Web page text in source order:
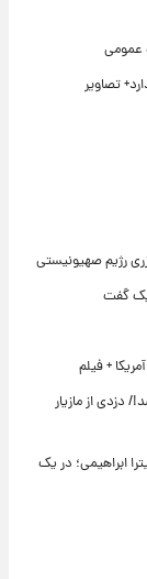
عمومی
رژیم صهیونیستی
گفت
+ فیلم
دزدی از مازیار
ابراهیمی؛ در یک